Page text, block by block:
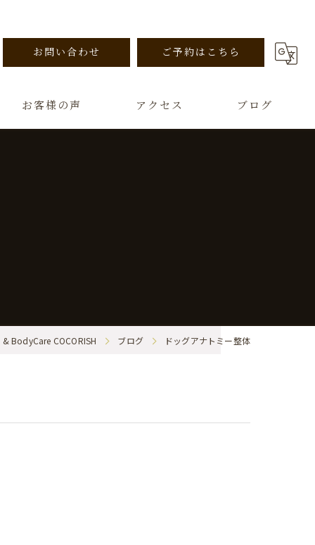
お問い合わせ ご予約はこちら
お客様の声 アクセス ブログ
BodyCare COCORISH ブログ ドッグアナトミー整体